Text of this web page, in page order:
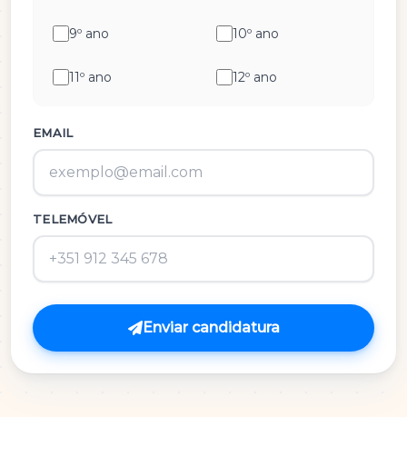
História e Cultura das Artes
Inglês
M.A.C.S.
Matemática 3º Ciclo
Matemática A
Matemática B
Português
9º ano 10º ano
11º ano 12º ano
EMAIL
TELEMÓVEL
Enviar candidatura